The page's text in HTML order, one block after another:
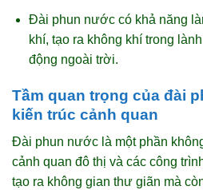
Đài phun nước có khả năng
khí, tạo ra không khí trong
động ngoài trời.
Tầm quan trọng của đài
kiến trúc cảnh quan
Đài phun nước là một phần
cảnh quan đô thị và các công
tạo ra không gian thư giãn mà